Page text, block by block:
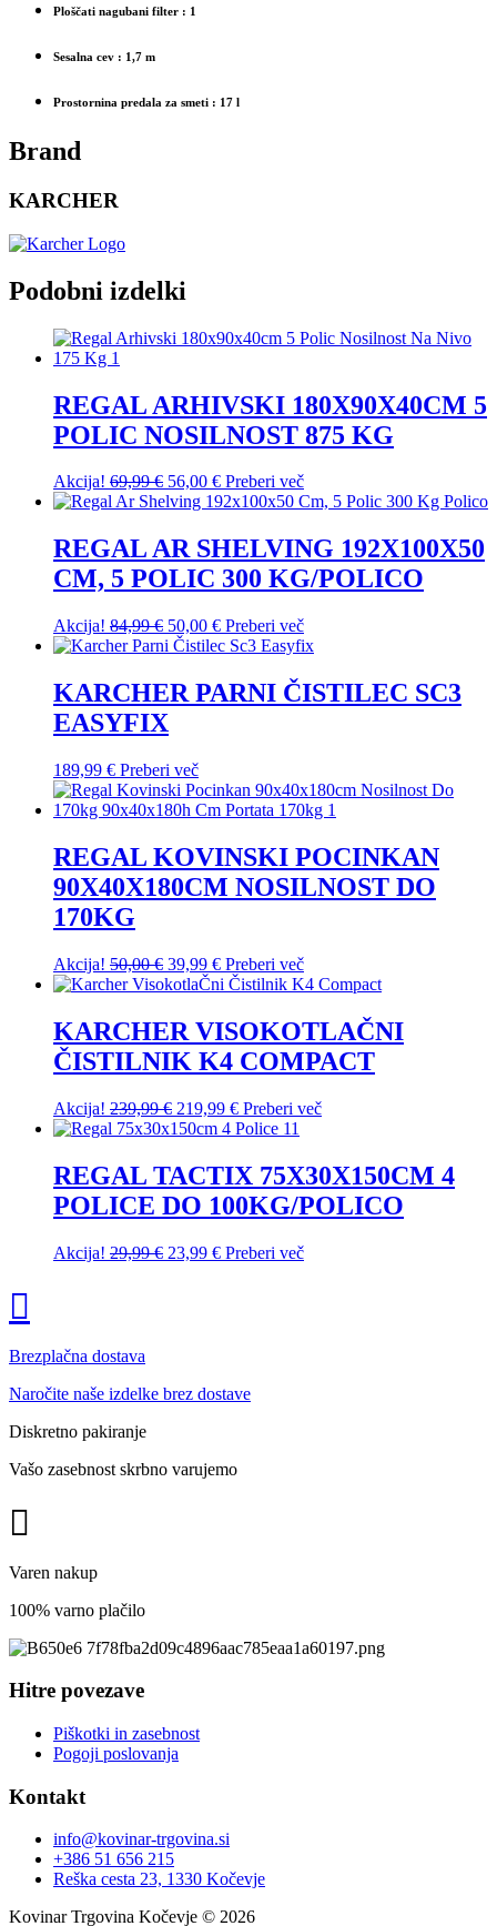
Ploščati nagubani filter : 1
Sesalna cev : 1,7 m
Prostornina predala za smeti : 17 l
Brand
KARCHER
Podobni izdelki
REGAL ARHIVSKI 180X90X40CM 5
POLIC NOSILNOST 875 KG
Akcija! 69,99€ Izvirna
cena
bila:
69,99 €.
56,00 €Trenutna
cena
56,00 €.
Preberi več
REGAL AR SHELVING 192X100X50
CM, 5 POLIC 300 KG/POLICO
Akcija! 84,99€ Izvirna
cena
bila:
84,99 €.
50,00 €Trenutna
cena
50,00 €.
Preberi več
KARCHER PARNI ČISTILEC SC3
EASYFIX
189,99 € Preberi več
REGAL KOVINSKI POCINKAN
90X40X180CM NOSILNOST DO
170KG
Akcija! 50,00€ Izvirna
cena
bila:
50,00 €.
39,99 €Trenutna
cena
39,99 €.
Preberi več
KARCHER VISOKOTLAČNI
ČISTILNIK K4 COMPACT
Akcija! 239,99€ Izvirna
cena
bila:
239,99 €.
219,99 €Trenutna
cena
219,99 €.
Preberi več
REGAL TACTIX 75X30X150CM 4
POLICE DO 100KG/POLICO
Akcija! 29,99€ Izvirna
23,99 €Trenutna
Preberi več
Brezplačna dostava
Naročite naše izdelke brez dostave
Diskretno pakiranje
Vašo zasebnost skrbno varujemo
Varen nakup
100% varno plačilo
Hitre povezave
Piškotki in zasebnost
Pogoji poslovanja
Kontakt
info@kovinar-trgovina.si
+386 51 656 215
Reška cesta 23, 1330 Kočevje
Kovinar Trgovina Kočevje © 2026